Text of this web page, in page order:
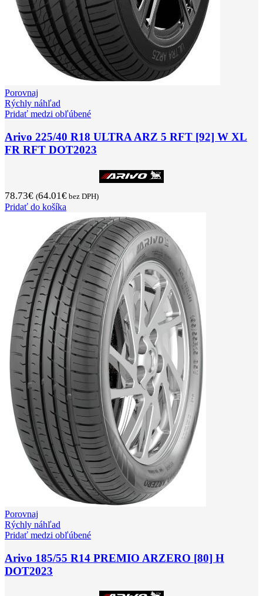
Porovnaj
Rýchly náhľad
Pridať medzi obľúbené
Arivo 225/40 R18 ULTRA ARZ 5 RFT [92] W XL
FR RFT DOT2023
78.73€ (64.01€ bez DPH)
Pridať do košíka
Porovnaj
Rýchly náhľad
Pridať medzi obľúbené
Arivo 185/55 R14 PREMIO ARZERO [80] H
DOT2023